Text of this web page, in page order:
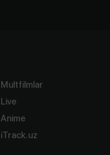
Multfilmlar
Live
Anime
iTrack.uz